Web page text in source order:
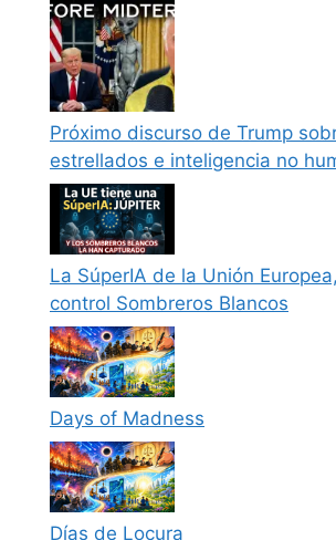
Próximo discurso de Trump
estrellados e inteligencia no
La SúperIA de la Unión
control Sombreros Blancos
Days of Madness
Días de Locura